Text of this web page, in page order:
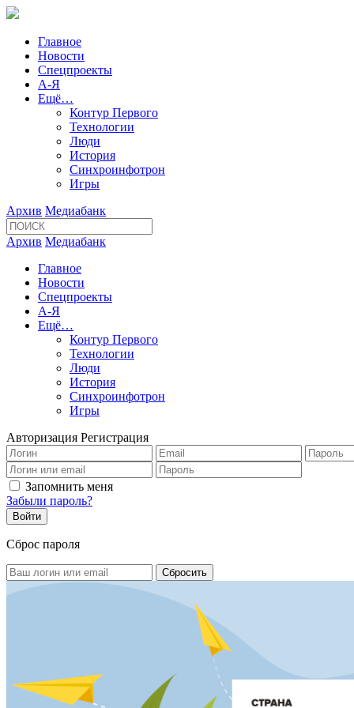
Главное
Новости
Спецпроекты
А-Я
Ещё…
Контур Первого
Технологии
Люди
История
Синхроинфотрон
Игры
Архив Медиабанк
Архив Медиабанк
Главное
Новости
Спецпроекты
А-Я
Ещё…
Контур Первого
Технологии
Люди
История
Синхроинфотрон
Игры
Авторизация Регистрация
Запомнить меня
Забыли пароль?
Сброс пароля